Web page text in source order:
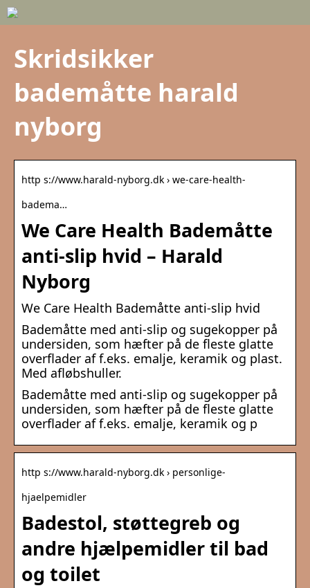
Skridsikker
bademåtte harald
nyborg
http s://www.harald-nyborg.dk › we-care-health-
badema…
We Care Health Bademåtte
anti-slip hvid – Harald
Nyborg
We Care Health Bademåtte anti-slip hvid
Bademåtte med anti-slip og sugekopper på
undersiden, som hæfter på de fleste glatte
overflader af f.eks. emalje, keramik og plast.
Med afløbshuller.
Bademåtte med anti-slip og sugekopper på
undersiden, som hæfter på de fleste glatte
overflader af f.eks. emalje, keramik og p
http s://www.harald-nyborg.dk › personlige-
hjaelpemidler
Badestol, støttegreb og
andre hjælpemidler til bad
og toilet